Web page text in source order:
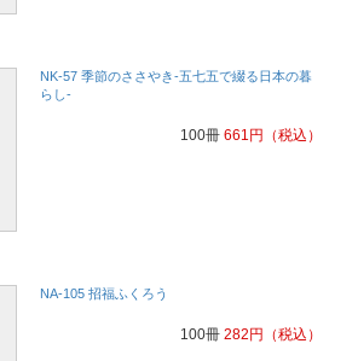
NK-57 季節のささやき-五七五で綴る日本の暮
らし-
100冊 661 円 （税込）
NA-105 招福ふくろう
100冊 282 円 （税込）